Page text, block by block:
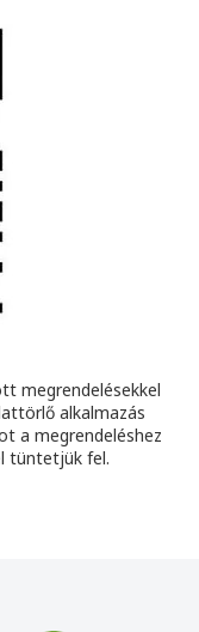
megrendelésekkel
alkalmazás
a megrendeléshez
tüntetjük fel.